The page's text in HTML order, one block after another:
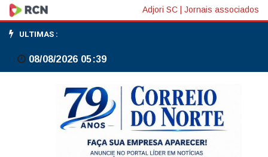
Inscrições
para
o
Encceja
terminam
Adjori SC Jornais associados
ULTIMAS :
08/08/2026 05:39